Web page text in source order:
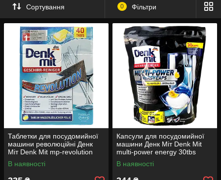
чистота та сяйво посуду без зусиль.
Сортування 0 Фільтри
Таблетки для посудомийної
машини революційні Денк
Міт Denk Mit mp-revolution
40tbs 840g 5шт/ящ (Код: 00-
00010943)
В наявності
Капсули для посудомийної
машини Денк Міт Denk Mit
multi-power energy 30tbs
459g 5шт/ящ (Код: 00-
00017515)
В наявності